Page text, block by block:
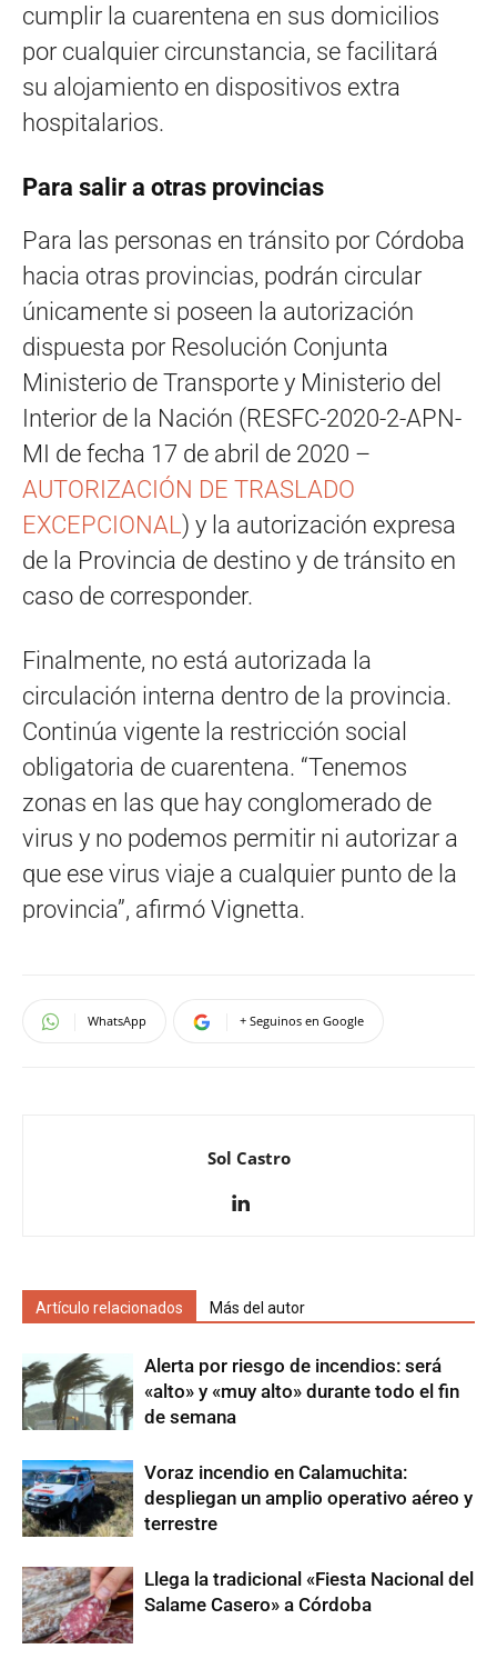
cumplir la cuarentena en sus domicilios
por cualquier circunstancia, se facilitará
su alojamiento en dispositivos extra
hospitalarios.
Para salir a otras provincias
Para las personas en tránsito por Córdoba
hacia otras provincias, podrán circular
únicamente si poseen la autorización
dispuesta por Resolución Conjunta
Ministerio de Transporte y Ministerio del
Interior de la Nación (RESFC-2020-2-APN-
MI de fecha 17 de abril de 2020 –
AUTORIZACIÓN DE TRASLADO
EXCEPCIONAL) y la autorización expresa
de la Provincia de destino y de tránsito en
caso de corresponder.
Finalmente, no está autorizada la
circulación interna dentro de la provincia.
Continúa vigente la restricción social
obligatoria de cuarentena. “Tenemos
zonas en las que hay conglomerado de
virus y no podemos permitir ni autorizar a
que ese virus viaje a cualquier punto de la
provincia”, afirmó Vignetta.
WhatsApp + Seguinos en Google
Sol Castro
Artículo relacionados Más del autor
Alerta por riesgo de incendios: será
«alto» y «muy alto» durante todo el fin
de semana
Voraz incendio en Calamuchita:
despliegan un amplio operativo aéreo y
terrestre
Llega la tradicional «Fiesta Nacional del
Salame Casero» a Córdoba